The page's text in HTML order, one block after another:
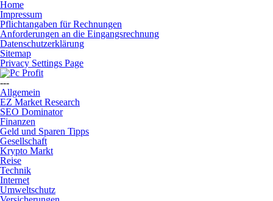
Home
Impressum
Pflichtangaben für Rechnungen
Anforderungen an die Eingangsrechnung
Datenschutzerklärung
Sitemap
Privacy Settings Page
---
Allgemein
EZ Market Research
SEO Dominator
Finanzen
Geld und Sparen Tipps
Gesellschaft
Krypto Markt
Reise
Technik
Internet
Umweltschutz